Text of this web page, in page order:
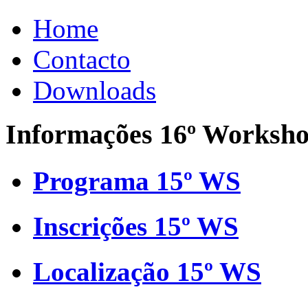
Home
Contacto
Downloads
Informações 16º
Programa 15º WS
Inscrições 15º WS
Localização 15º WS